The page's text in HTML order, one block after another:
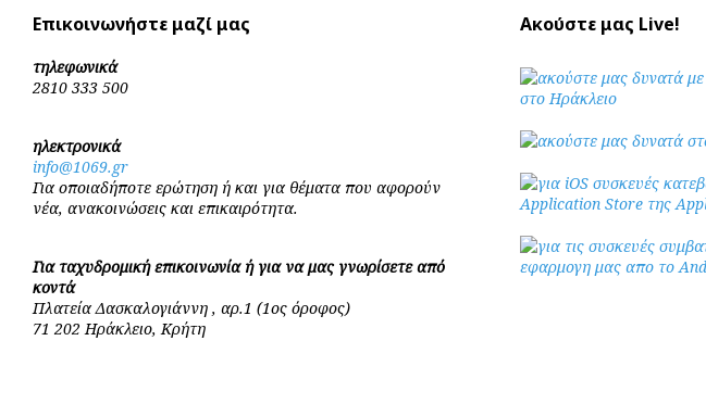
Επικοινωνήστε μαζί μας
τηλεφωνικά
2810 333 500
ηλεκτρονικά
info@1069.gr
Για οποιαδήποτε ερώτηση ή και για θέματα που αφορούν
νέα, ανακοινώσεις και επικαιρότητα.
Για ταχυδρομική επικοινωνία ή για να μας γνωρίσετε από
κοντά
Πλατεία Δασκαλογιάννη , αρ.1 (1ος όροφος)
71 202 Ηράκλειο, Κρήτη
Ακούστε μας Live!